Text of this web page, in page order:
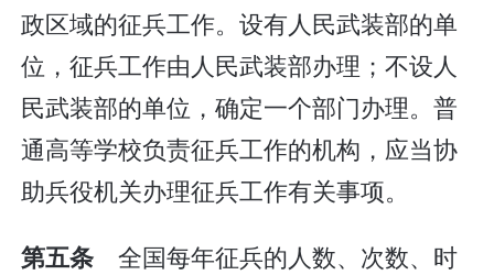
政区域的征兵工作。设有人民武装部的单
位，征兵工作由人民武装部办理；不设人
民武装部的单位，确定一个部门办理。普
通高等学校负责征兵工作的机构，应当协
助兵役机关办理征兵工作有关事项。
第五条 全国每年征兵的人数、次数、时